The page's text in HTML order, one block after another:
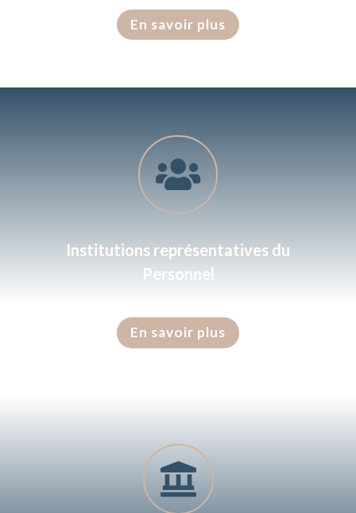
En savoir plus

Institutions représentatives du
Personnel
En savoir plus
